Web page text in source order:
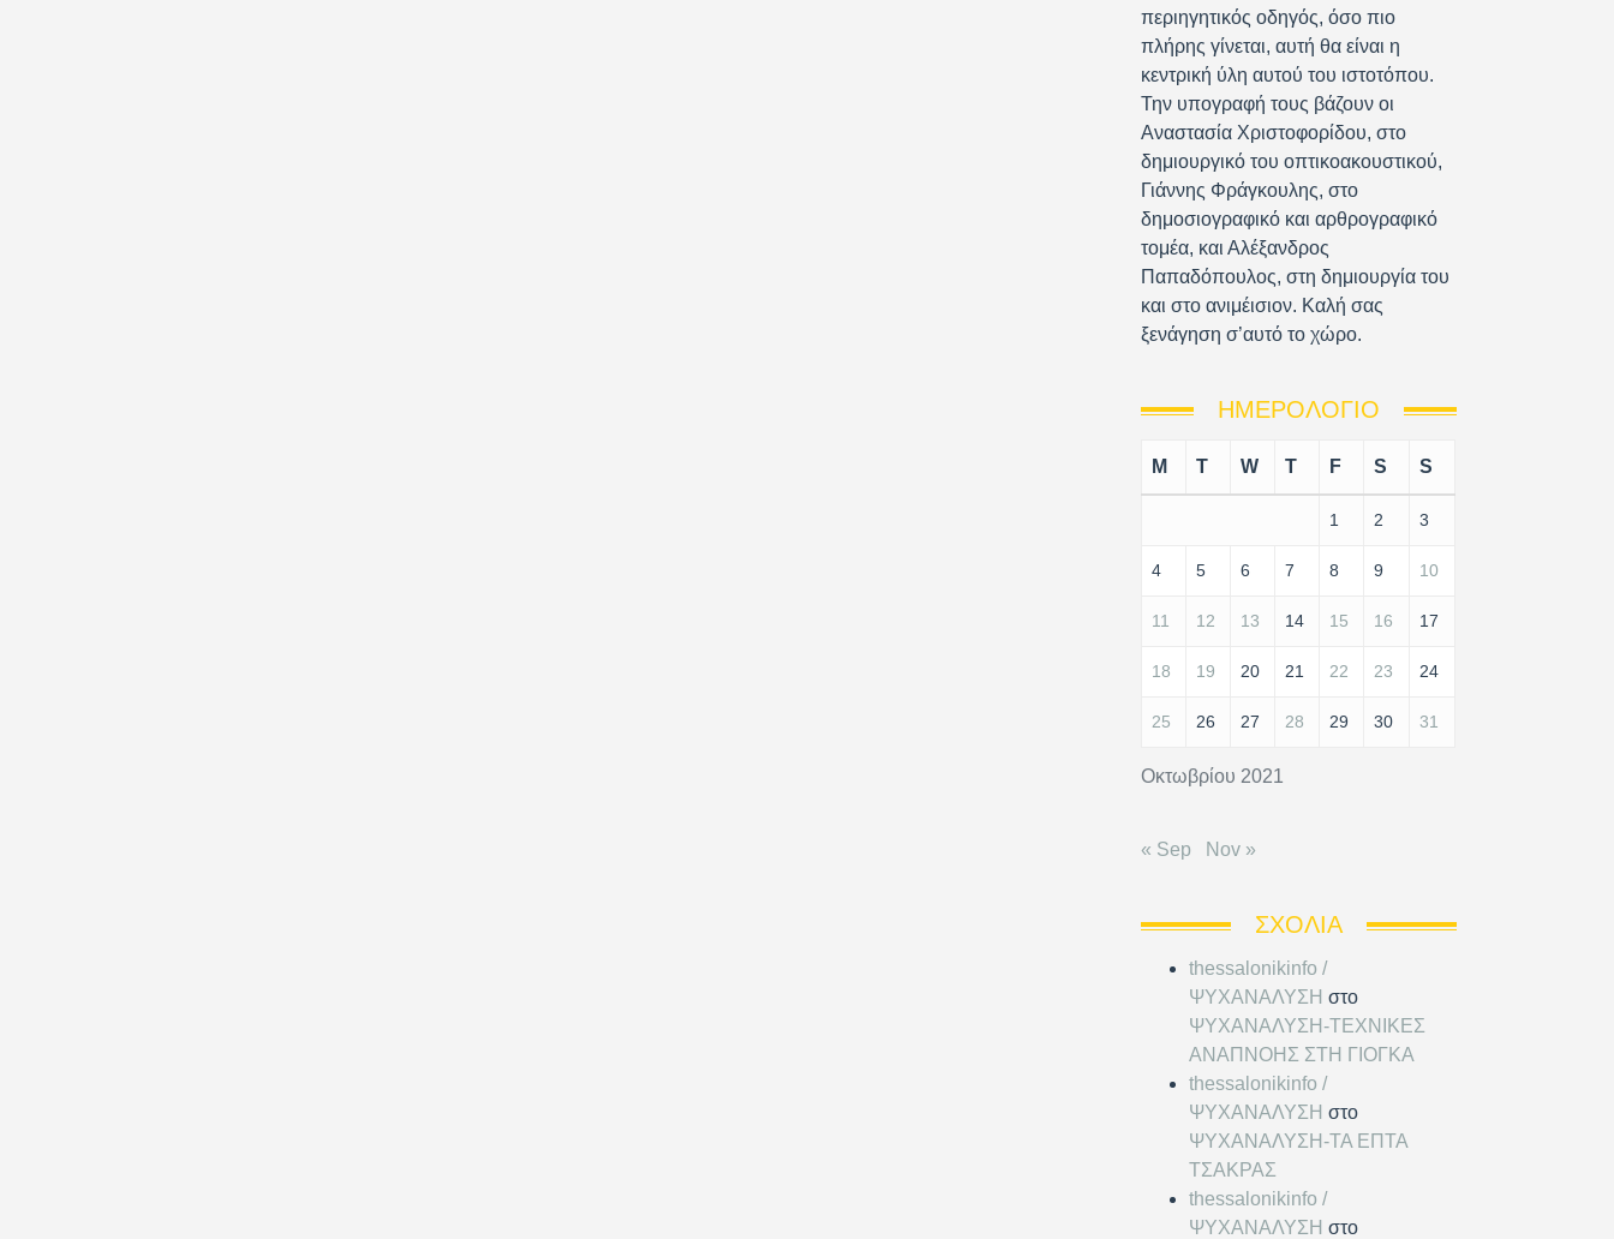
περιηγητικός οδηγός, όσο πιο
πλήρης γίνεται, αυτή θα είναι η
κεντρική ύλη αυτού του ιστοτόπου.
Την υπογραφή τους βάζουν οι
Αναστασία Χριστοφορίδου, στο
δημιουργικό του οπτικοακουστικού,
Γιάννης Φράγκουλης, στο
δημοσιογραφικό και αρθρογραφικό
τομέα, και Αλέξανδρος
Παπαδόπουλος, στη δημιουργία του
και στο ανιμέισιον. Καλή σας
ξενάγηση σ’αυτό το χώρο.
ΗΜΕΡΟΛΌΓΙΟ
Οκτωβρίου 2021
M T W T F S S
1 2 3
4 5 6 7 8 9 10
11 12 13 14 15 16 17
18 19 20 21 22 23 24
25 26 27 28 29 30 31
« Sep Nov »
ΣΧΌΛΙΑ
thessalonikinfo /
ΨΥΧΑΝΑΛΥΣΗ στο
ΨΥΧΑΝΑΛΥΣΗ-ΤΕΧΝΙΚΕΣ
ΑΝΑΠΝΟΗΣ ΣΤΗ ΓΙΟΓΚΑ
thessalonikinfo /
ΨΥΧΑΝΑΛΥΣΗ στο
ΨΥΧΑΝΑΛΥΣΗ-ΤΑ ΕΠΤΑ
ΤΣΑΚΡΑΣ
thessalonikinfo /
ΨΥΧΑΝΑΛΥΣΗ στο